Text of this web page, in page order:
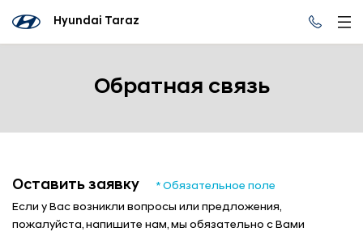
Hyundai Taraz
Обратная связь
Оставить заявку
* Обязательное поле
Если у Вас возникли вопросы или предложения,
пожалуйста, напишите нам, мы обязательно с Вами